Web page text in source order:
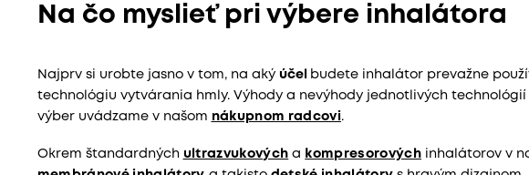
Na čo myslieť pri výbere inhalátora
Najprv si urobte jasno v tom, na aký účel
budete inhalátor prevažne
technológiu vytvárania hmly. Výhody a nevýhody jednotlivých
výber uvádzame v našom nákupnom radcovi.
Okrem štandardných ultrazvukových a kompresorových inhalátorov v